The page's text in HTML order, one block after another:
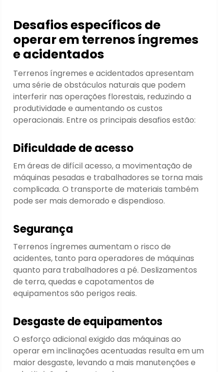
Desafios específicos de
operar em terrenos íngremes
e acidentados
Terrenos íngremes e acidentados apresentam
uma série de obstáculos naturais que podem
interferir nas operações florestais, reduzindo a
produtividade e aumentando os custos
operacionais. Entre os principais desafios estão:
Dificuldade de acesso
Em áreas de difícil acesso, a movimentação de
máquinas pesadas e trabalhadores se torna mais
complicada. O transporte de materiais também
pode ser mais demorado e dispendioso.
Segurança
Terrenos íngremes aumentam o risco de
acidentes, tanto para operadores de máquinas
quanto para trabalhadores a pé. Deslizamentos
de terra, quedas e capotamentos de
equipamentos são perigos reais.
Desgaste de equipamentos
O esforço adicional exigido das máquinas ao
operar em inclinações acentuadas resulta em um
maior desgaste, levando a mais manutenções e